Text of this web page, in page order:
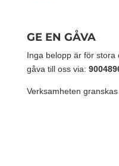
GE EN GÅVA
Inga belopp är för stora
gåva till oss via:
Verksamheten